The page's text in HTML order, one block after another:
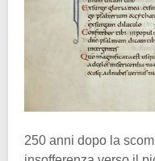
250 anni dopo la